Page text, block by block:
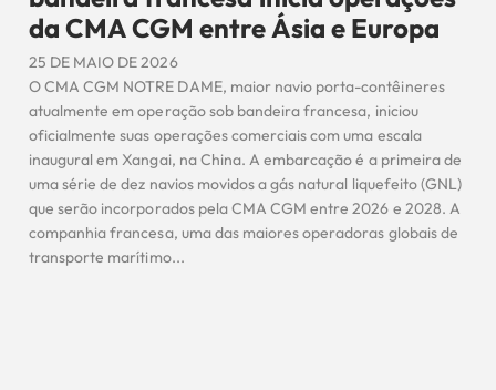
da CMA CGM entre Ásia e Europa
25 DE MAIO DE 2026
O CMA CGM NOTRE DAME, maior navio porta-contêineres
atualmente em operação sob bandeira francesa, iniciou
oficialmente suas operações comerciais com uma escala
inaugural em Xangai, na China. A embarcação é a primeira de
uma série de dez navios movidos a gás natural liquefeito (GNL)
que serão incorporados pela CMA CGM entre 2026 e 2028. A
companhia francesa, uma das maiores operadoras globais de
transporte marítimo...